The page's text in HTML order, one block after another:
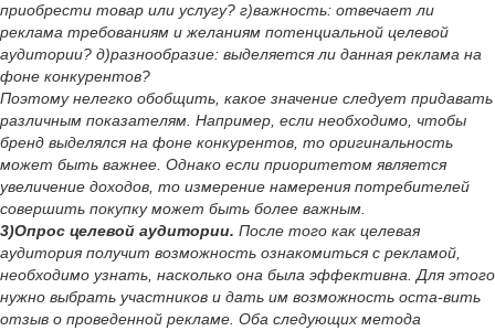
приобрести товар или услугу? г)важность: отвечает ли
реклама требованиям и желаниям потенциальной целевой
аудитории? д)разнообразие: выделяется ли данная реклама на
фоне конкурентов?
Поэтому нелегко обобщить, какое значение следует придавать
различным показателям. Например, если необходимо, чтобы
бренд выделялся на фоне конкурентов, то оригинальность
может быть важнее. Однако если приоритетом является
увеличение доходов, то измерение намерения потребителей
совершить покупку может быть более важным.
3)Опрос целевой аудитории. После того как целевая
аудитория получит возможность ознакомиться с рекламой,
необходимо узнать, насколько она была эффективна. Для этого
нужно выбрать участников и дать им возможность оста-вить
отзыв о проведенной рекламе. Оба следующих метода